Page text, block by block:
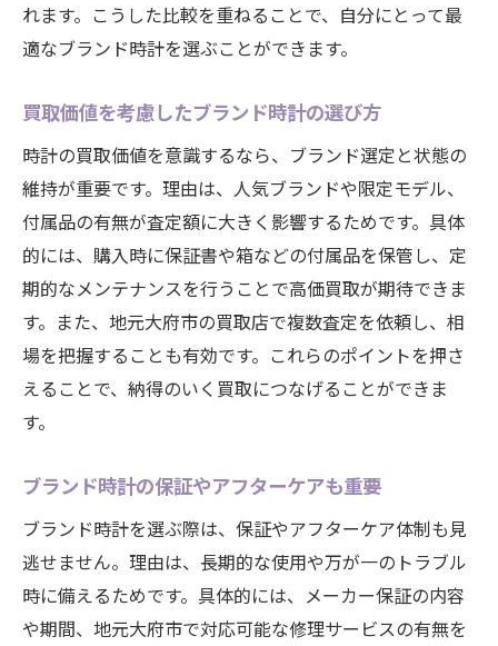
れます。こうした比較を重ねることで、自分にとって最
適なブランド時計を選ぶことができます。
買取価値を考慮したブランド時計の選び方
時計の買取価値を意識するなら、ブランド選定と状態の
維持が重要です。理由は、人気ブランドや限定モデル、
付属品の有無が査定額に大きく影響するためです。具体
的には、購入時に保証書や箱などの付属品を保管し、定
期的なメンテナンスを行うことで高価買取が期待できま
す。また、地元大府市の買取店で複数査定を依頼し、相
場を把握することも有効です。これらのポイントを押さ
えることで、納得のいく買取につなげることができま
す。
ブランド時計の保証やアフターケアも重要
ブランド時計を選ぶ際は、保証やアフターケア体制も見
逃せません。理由は、長期的な使用や万が一のトラブル
時に備えるためです。具体的には、メーカー保証の内容
や期間、地元大府市で対応可能な修理サービスの有無を